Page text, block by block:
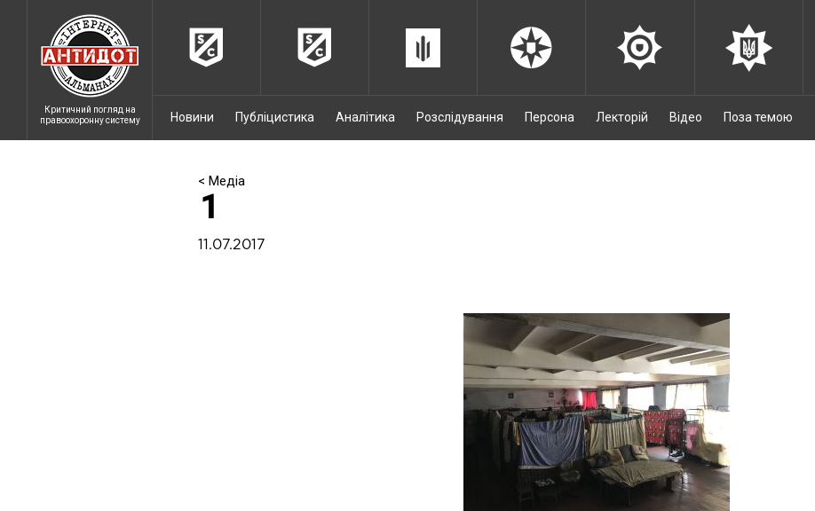
Критичний погляд на
правоохоронну систему
Новини Публіцистика Аналітика Розслідування Персона Лекторій Відео Поза темою
< Медіа
1
11.07.2017